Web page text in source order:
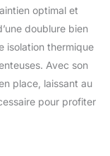
les
exigée
sécurité
au
à
optimal et
doublure bien
isolation thermique
Avec son
place, laissant au
pour profiter